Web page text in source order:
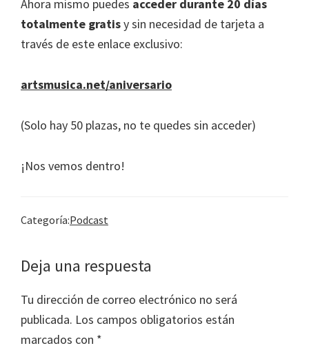
Ahora mismo puedes acceder durante 20 días
totalmente gratisy sin necesidad de tarjeta a
través de este enlace exclusivo:
artsmusica.net/aniversario
(Solo hay 50 plazas, no te quedes sin acceder)
¡Nos vemos dentro!
Categoría:Podcast
Interacciones
con
los
lectores
Deja una respuesta
Tu dirección de correo electrónico no será
publicada. Los campos obligatorios están
marcados con *